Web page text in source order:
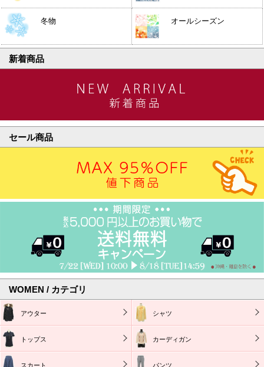
冬物 オールシーズン
新着商品
セール商品
WOMEN / カテゴリ
アウター シャツ
トップス カーディガン
スカート パンツ